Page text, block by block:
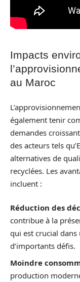
Impacts
au Maroc
également tenir
demandes
des acteurs tels
alternatives de
recyclées. Les
incluent :
Réduction des
contribue à la
qui est crucial
d’importants défis.
Moindre
production